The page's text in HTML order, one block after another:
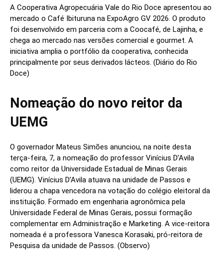
A Cooperativa Agropecuária Vale do Rio Doce apresentou ao
mercado o Café Ibituruna na ExpoAgro GV 2026. O produto
foi desenvolvido em parceria com a Coocafé, de Lajinha, e
chega ao mercado nas versões comercial e gourmet. A
iniciativa amplia o portfólio da cooperativa, conhecida
principalmente por seus derivados lácteos. (Diário do Rio
Doce)
Nomeação do novo reitor da
UEMG
O governador Mateus Simões anunciou, na noite desta
terça-feira, 7, a nomeação do professor Vinícius D’Avila
como reitor da Universidade Estadual de Minas Gerais
(UEMG). Vinícius D’Avila atuava na unidade de Passos e
liderou a chapa vencedora na votação do colégio eleitoral da
instituição. Formado em engenharia agronômica pela
Universidade Federal de Minas Gerais, possui formação
complementar em Administração e Marketing. A vice-reitora
nomeada é a professora Vanesca Korasaki, pró-reitora de
Pesquisa da unidade de Passos. (Observo)